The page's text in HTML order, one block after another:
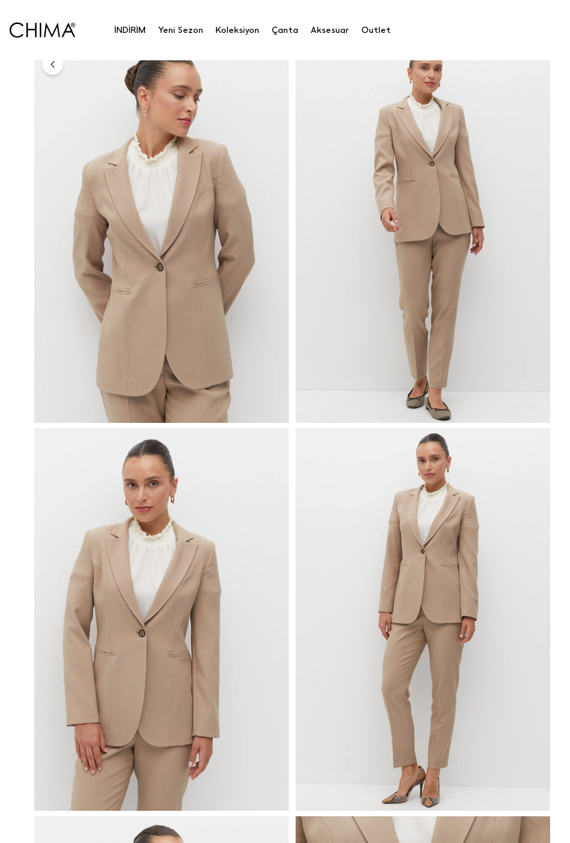
İNDİRİM Yeni Sezon Koleksiyon Çanta Aksesuar Outlet
Anasayfa